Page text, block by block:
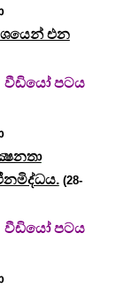
එන
වීඩියෝ පටය
(28-
වීඩියෝ පටය